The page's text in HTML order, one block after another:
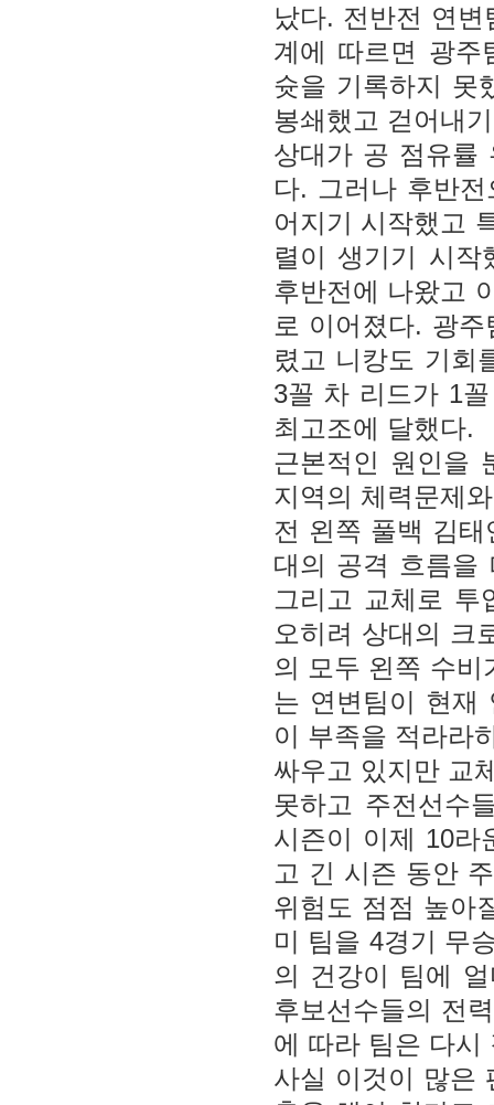
났다. 전반전 연
계에 따르면 광주
슛을 기록하지 못
봉쇄했고 걷어내
상대가 공 점유률
다. 그러나 후반
어지기 시작했고
렬이 생기기 시
후반전에 나왔고
로 이어졌다. 광
렸고 니캉도 기회
3꼴 차 리드가 1
최고조에 달했다.
근본적인 원인을
지역의 체력문제
전 왼쪽 풀백 김
대의 공격 흐름을
그리고 교체로 투
오히려 상대의 크
의 모두 왼쪽 수비
는 연변팀이 현재
이 부족을 적라라
싸우고 있지만 교
못하고 주전선수
시즌이 이제 10라
고 긴 시즌 동안
위험도 점점 높아
미 팀을 4경기 무
의 건강이 팀에
후보선수들의 전
에 따라 팀은 다시
사실 이것이 많은